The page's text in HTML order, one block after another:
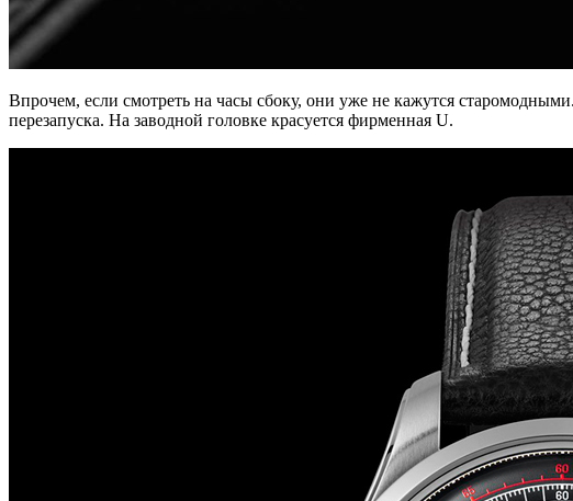
Впрочем, если смотреть на часы сбоку, они уже не кажутся
перезапуска. На заводной головке красуется фирменная U.